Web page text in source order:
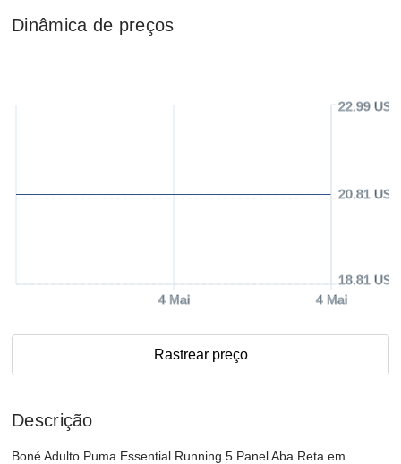
Dinâmica de preços
4 Mai 4 Mai
18.81 USD
20.81 USD
22.99 USD
Rastrear preço
Descrição
Boné Adulto Puma Essential Running 5 Panel Aba Reta em